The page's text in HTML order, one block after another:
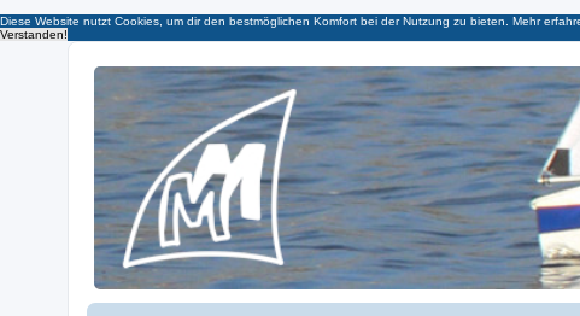
Diese Website nutzt Cookies, um dir den bestmöglichen Komfort bei der Nutzung zu bieten. Mehr
Verstanden!
Micro Magic Forum Deutschland